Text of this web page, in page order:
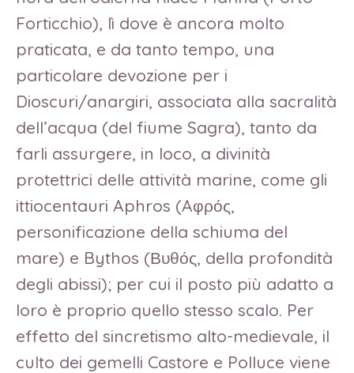
Forticchio), lì dove è ancora molto
praticata, e da tanto tempo, una
particolare devozione per i
Dioscuri/anargiri, associata alla sacralità
dell’acqua (del fiume Sagra), tanto da
farli assurgere, in loco, a divinità
protettrici delle attività marine, come gli
ittiocentauri Aphros (Aφρός,
personificazione della schiuma del
mare) e Bythos (Βυθός, della profondità
degli abissi); per cui il posto più adatto a
loro è proprio quello stesso scalo. Per
effetto del sincretismo alto-medievale, il
culto dei gemelli Castore e Polluce viene